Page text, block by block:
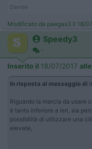
Davide
Modificato da paegas3 il 18/
Speedy3
-
Inserito il 18/07/2017
In risposta al messaggio di
Riguardo la marcia da usare
è tanto inferiore a ieri, sia
possibilità di utilizzare una
elevate,